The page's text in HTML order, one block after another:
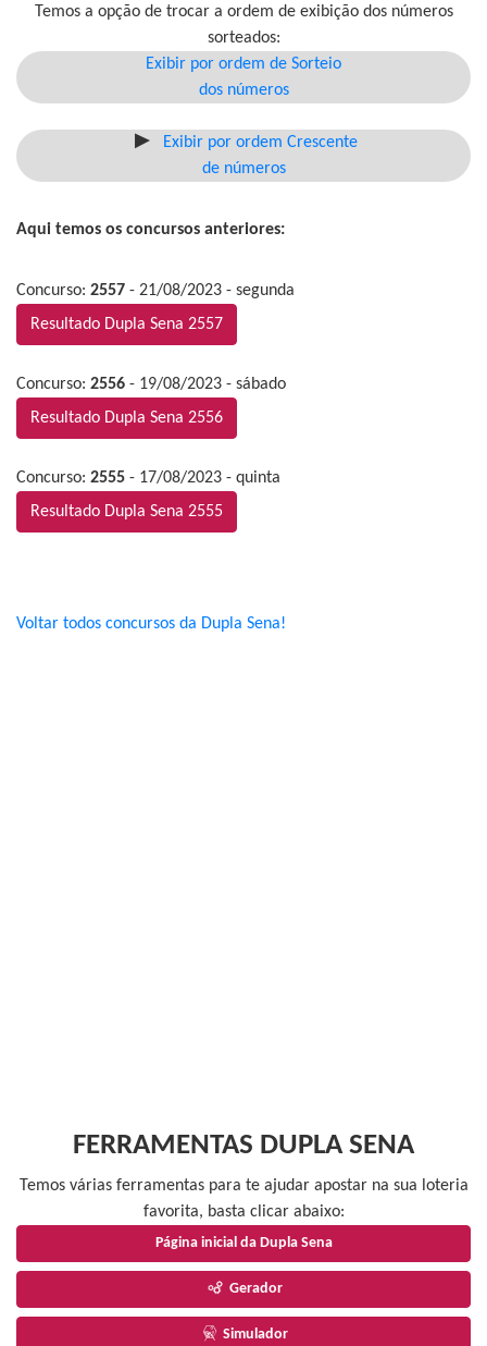
Temos a opção de trocar a ordem de exibição dos números
sorteados:
Exibir por ordem de Sorteio
dos números
Exibir por ordem Crescente
de números
Aqui temos os concursos anteriores:
Concurso: 2557 - 21/08/2023 - segunda
Resultado Dupla Sena 2557
Concurso: 2556 - 19/08/2023 - sábado
Resultado Dupla Sena 2556
Concurso: 2555 - 17/08/2023 - quinta
Resultado Dupla Sena 2555
Voltar todos concursos da Dupla Sena!
FERRAMENTAS DUPLA SENA
Temos várias ferramentas para te ajudar apostar na sua loteria
favorita, basta clicar abaixo:
Página inicial da Dupla Sena
Gerador
Simulador